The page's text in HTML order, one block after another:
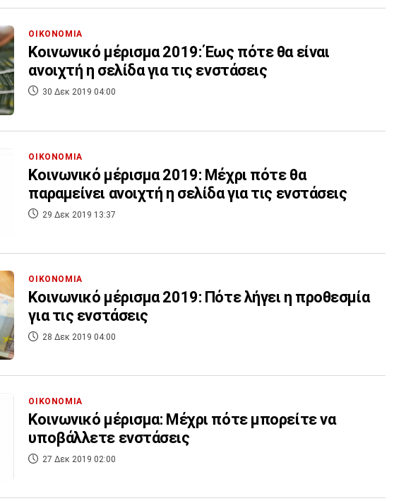
ΟΙΚΟΝΟΜΙΑ
Κοινωνικό μέρισμα 2019: Έως πότε θα είναι
ανοιχτή η σελίδα για τις ενστάσεις
30 Δεκ 2019 04:00
ΟΙΚΟΝΟΜΙΑ
Κοινωνικό μέρισμα 2019: Μέχρι πότε θα
παραμείνει ανοιχτή η σελίδα για τις ενστάσεις
29 Δεκ 2019 13:37
ΟΙΚΟΝΟΜΙΑ
Κοινωνικό μέρισμα 2019: Πότε λήγει η προθεσμία
για τις ενστάσεις
28 Δεκ 2019 04:00
ΟΙΚΟΝΟΜΙΑ
Κοινωνικό μέρισμα: Μέχρι πότε μπορείτε να
υποβάλλετε ενστάσεις
27 Δεκ 2019 02:00